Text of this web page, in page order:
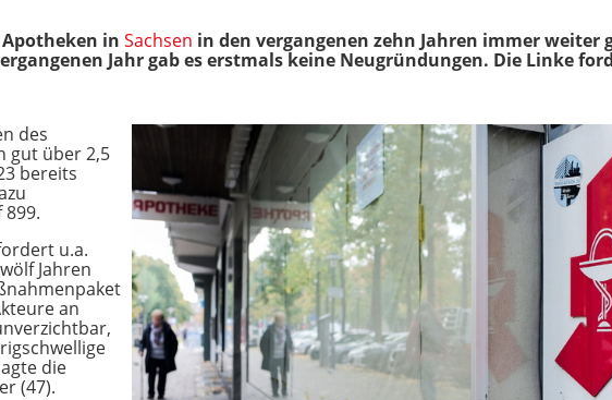
in Sachsen in den vergangenen zehn Jahren immer weiter
Jahr gab es erstmals keine Neugründungen. Die Linke
des
gut über 2,5
bereits
u.a.
Jahren
an
die
(47).